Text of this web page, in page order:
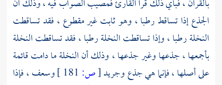
بالقرآن ، فبأي ذلك قرأ القارئ فمصيب الصواب فيه ، وذلك أن
الجذع إذا تساقط رطبا ، وهو ثابت غير مقطوع ، فقد تساقطت
النخلة رطبا ، وإذا تساقطت النخلة رطبا ، فقد تساقطت النخلة
بأجمعها ، جذعها وغير جذعها ، وذلك أن النخلة ما دامت قائمة
على أصلها ، فإنما هي جذع وجريد[ص:
وسعف ، فإذا